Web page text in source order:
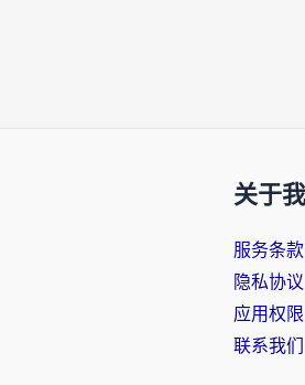
关于我
服务条款
隐私协议
应用权限
联系我们